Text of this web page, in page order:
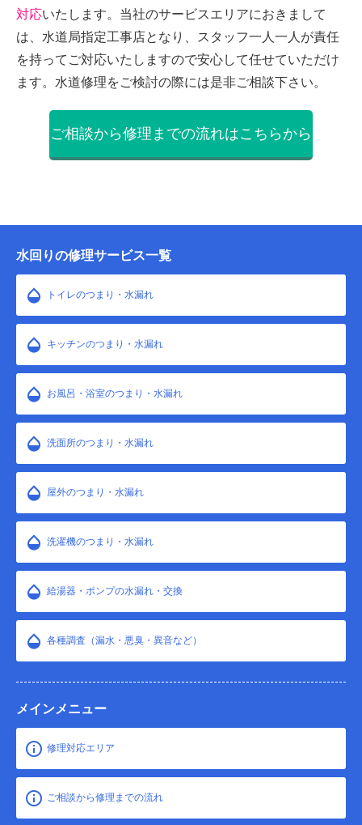
対応いたします。当社のサービスエリアにおきまして
は、水道局指定工事店となり、スタッフ一人一人が責任
を持ってご対応いたしますので安心して任せていただけ
ます。水道修理をご検討の際には是非ご相談下さい。
ご相談から修理までの流れはこちらから
水回りの修理サービス一覧
トイレのつまり・水漏れ
キッチンのつまり・水漏れ
お風呂・浴室のつまり・水漏れ
洗面所のつまり・水漏れ
屋外のつまり・水漏れ
洗濯機のつまり・水漏れ
給湯器・ポンプの水漏れ・交換
各種調査（漏水・悪臭・異音など）
メインメニュー
修理対応エリア
ご相談から修理までの流れ